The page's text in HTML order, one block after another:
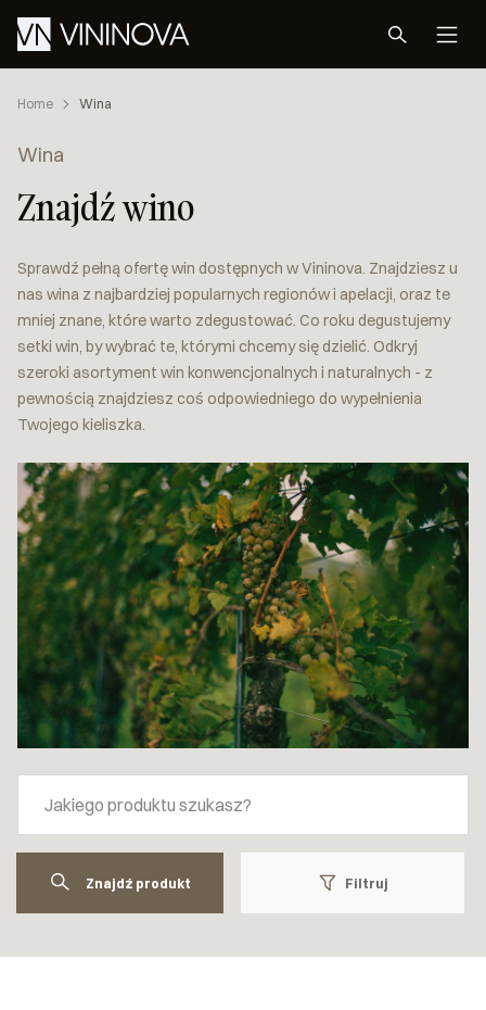
Home Wina
Wina
Znajdź wino
Sprawdź pełną ofertę win dostępnych w Vininova. Znajdziesz u
nas wina z najbardziej popularnych regionów i apelacji, oraz te
mniej znane, które warto zdegustować. Co roku degustujemy
setki win, by wybrać te, którymi chcemy się dzielić. Odkryj
szeroki asortyment win konwencjonalnych i naturalnych - z
pewnością znajdziesz coś odpowiedniego do wypełnienia
Twojego kieliszka.
Znajdź produkt Filtruj